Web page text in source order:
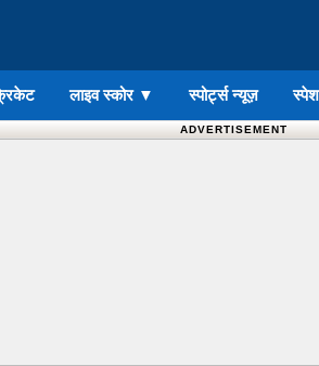
लाइव स्कोर ▼ स्पोर्ट्स न्यूज़
ADVERTISEMENT